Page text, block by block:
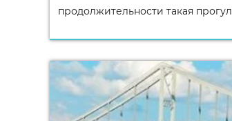
продолжительности такая